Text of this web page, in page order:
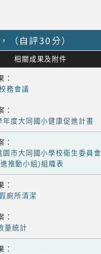
（自評30分）
相關成果及附件
：
務會議
：
年度大同國小健康促進計畫
：
園市大同國小學校衛生委員會
推動小組)組織表
：
廁所清潔
：
量統計
：